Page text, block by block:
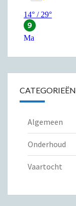
CATEGORIEËN
Algemeen
Onderhoud
Vaartocht